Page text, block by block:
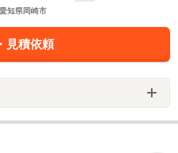
愛知県岡崎市
見積依頼